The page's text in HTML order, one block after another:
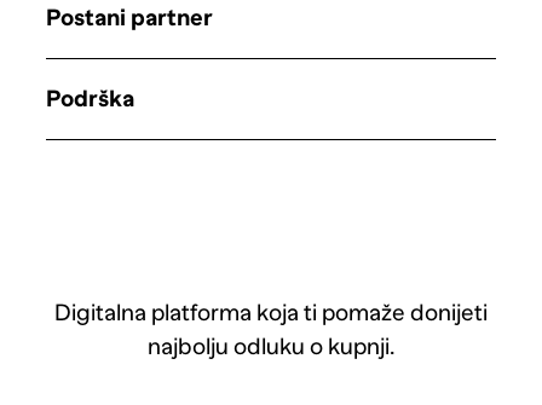
Digitalna platforma koja ti pomaže donijeti
najbolju odluku o kupnji.
Postani partner
Podrška